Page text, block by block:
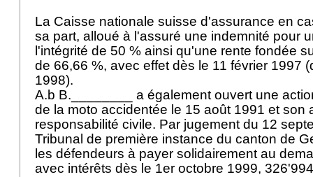
La Caisse nationale suisse d'assurance en
sa part, alloué à l'assuré une indemnité pour
l'intégrité de 50 % ainsi qu'une rente fondée
de 66,66 %, avec effet dès le 11 février 1997
1998).
A.b B.________ a également ouvert une
de la moto accidentée le 15 août 1991 et son
responsabilité civile. Par jugement du 12
Tribunal de première instance du canton de
les défendeurs à payer solidairement au
avec intérêts dès le 1er octobre 1999,